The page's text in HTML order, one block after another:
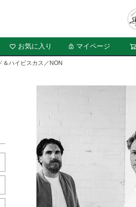
お気に入り マイページ
ハイビスカス／NON